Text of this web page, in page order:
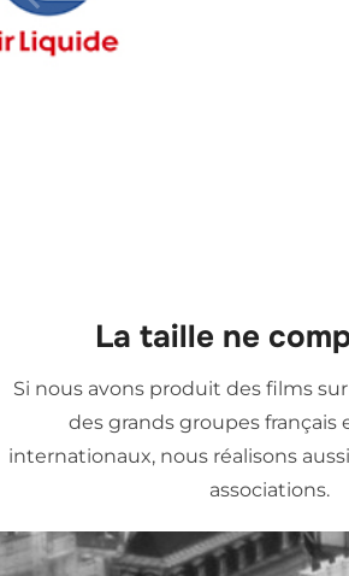
La taille ne
Si nous avons produit des films
des grands groupes français
internationaux, nous réalisons
associations.